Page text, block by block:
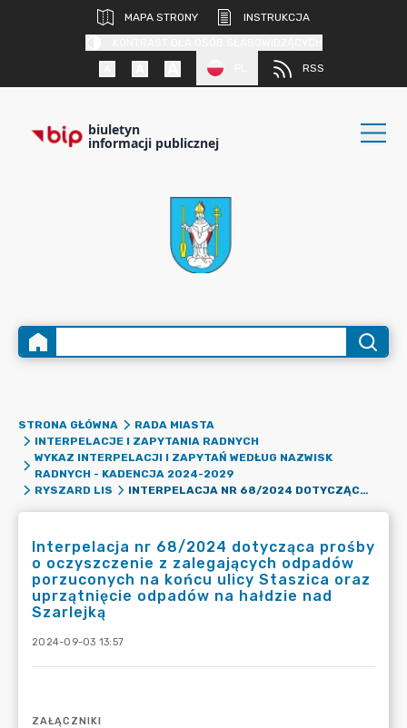
MAPA STRONY
INSTRUKCJA
RSS
biuletyn
informacji publicznej
STRONA GŁÓWNA
RADA MIASTA
INTERPELACJE I ZAPYTANIA RADNYCH
WYKAZ INTERPELACJI I ZAPYTAŃ WEDŁUG NAZWISK
RADNYCH - KADENCJA 2024-2029
RYSZARD LIS
INTERPELACJA NR 68/2024 DOTYCZĄCA PROŚBY O OCZYSZCZENIE Z ZALEGAJĄCYCH ODPADÓW PORZUCONYCH NA KOŃCU ULICY STASZICA ORAZ UPRZĄTNIĘCIE ODPADÓW NA HAŁDZIE NAD SZARLEJKĄ
Interpelacja nr 68/2024 dotycząca prośby
o oczyszczenie z zalegających odpadów
porzuconych na końcu ulicy Staszica oraz
uprzątnięcie odpadów na hałdzie nad
Szarlejką
2024-09-03 13:57
ZAŁĄCZNIKI